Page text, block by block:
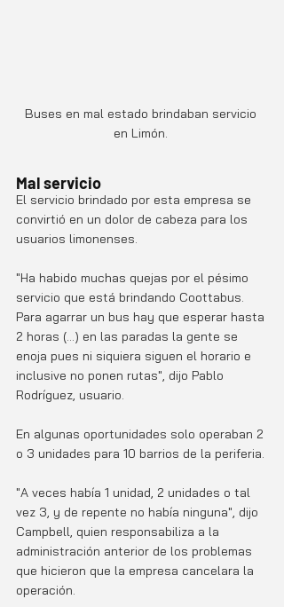
Buses en mal estado brindaban servicio
en Limón.
Mal servicio
El servicio brindado por esta empresa se
convirtió en un dolor de cabeza para los
usuarios limonenses.
"Ha habido muchas quejas por el pésimo
servicio que está brindando Coottabus.
Para agarrar un bus hay que esperar hasta
2 horas (...) en las paradas la gente se
enoja pues ni siquiera siguen el horario e
inclusive no ponen rutas", dijo Pablo
Rodríguez, usuario.
En algunas oportunidades solo operaban 2
o 3 unidades para 10 barrios de la periferia.
"A veces había 1 unidad, 2 unidades o tal
vez 3, y de repente no había ninguna", dijo
Campbell, quien responsabiliza a la
administración anterior de los problemas
que hicieron que la empresa cancelara la
operación.